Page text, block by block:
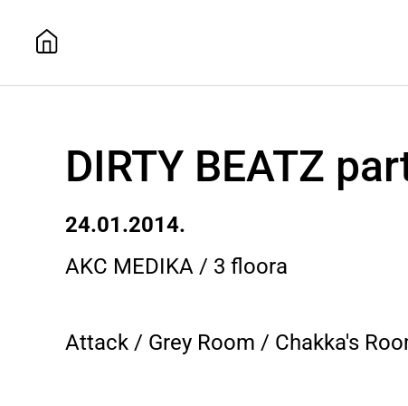
DIRTY BEATZ
24.01.2014.
AKC MEDIKA / 3 floora
Attack / Grey Room / Chakka's